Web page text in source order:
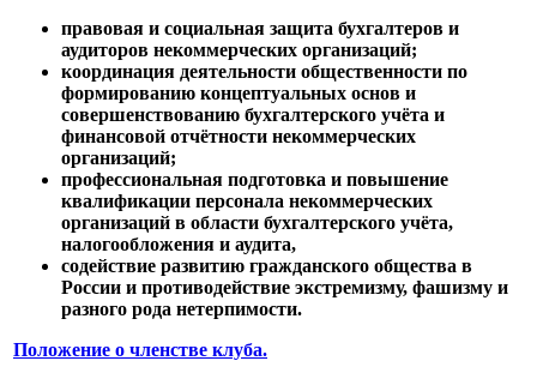
правовая и социальная защита бухгалтеров и
аудиторов некоммерческих организаций;
координация деятельности общественности по
формированию концептуальных основ и
совершенствованию бухгалтерского учёта и
финансовой отчётности некоммерческих
организаций;
профессиональная подготовка и повышение
квалификации персонала некоммерческих
организаций в области бухгалтерского учёта,
налогообложения и аудита,
содействие развитию гражданского общества в
России и противодействие экстремизму, фашизму и
разного рода нетерпимости.
Положение о членстве клуба.